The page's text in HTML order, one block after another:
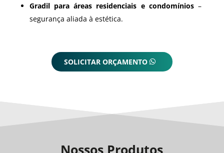
Gradil para áreas residenciais e condomínios–
segurança aliada à estética.
SOLICITAR ORÇAMENTO
Nossos Produtos